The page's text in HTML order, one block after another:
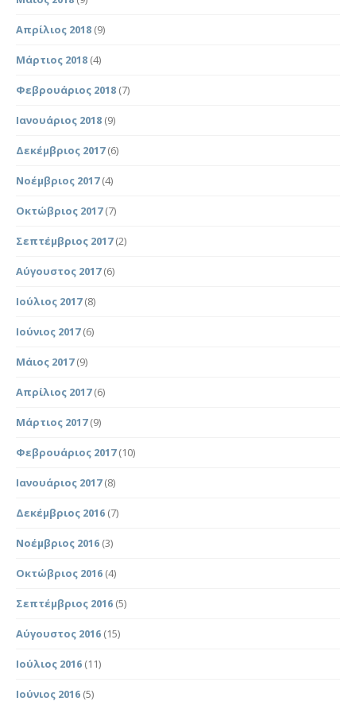
Απρίλιος 2018 (9)
Μάρτιος 2018 (4)
Φεβρουάριος 2018 (7)
Ιανουάριος 2018 (9)
Δεκέμβριος 2017(6)
Νοέμβριος 2017(4)
Οκτώβριος 2017(7)
Σεπτέμβριος 2017(2)
Αύγουστος 2017(6)
Ιούλιος 2017(8)
Ιούνιος 2017(6)
Μάιος 2017(9)
Απρίλιος 2017(6)
Μάρτιος 2017(9)
Φεβρουάριος 2017(10)
Ιανουάριος 2017(8)
Δεκέμβριος 2016 (7)
Νοέμβριος 2016 (3)
Οκτώβριος 2016 (4)
Σεπτέμβριος 2016 (5)
Αύγουστος 2016 (15)
Ιούλιος 2016 (11)
Ιούνιος 2016 (5)